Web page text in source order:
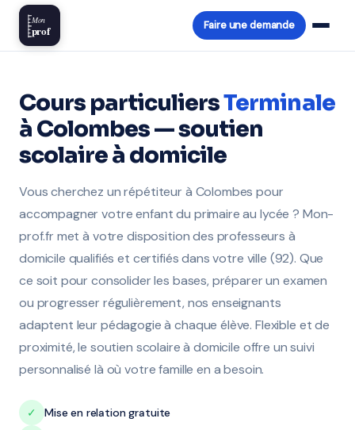
Mon
prof Faire une demande
Cours particuliersTerminale
à Colombes — soutien
scolaire à domicile
Vous cherchez un répétiteur à Colombes pour
accompagner votre enfant du primaire au lycée ? Mon-
prof.fr met à votre disposition des professeurs à
domicile qualifiés et certifiés dans votre ville (92). Que
ce soit pour consolider les bases, préparer un examen
ou progresser régulièrement, nos enseignants
adaptent leur pédagogie à chaque élève. Flexible et de
proximité, le soutien scolaire à domicile offre un suivi
personnalisé là où votre famille en a besoin.
✓
Mise en relation gratuite